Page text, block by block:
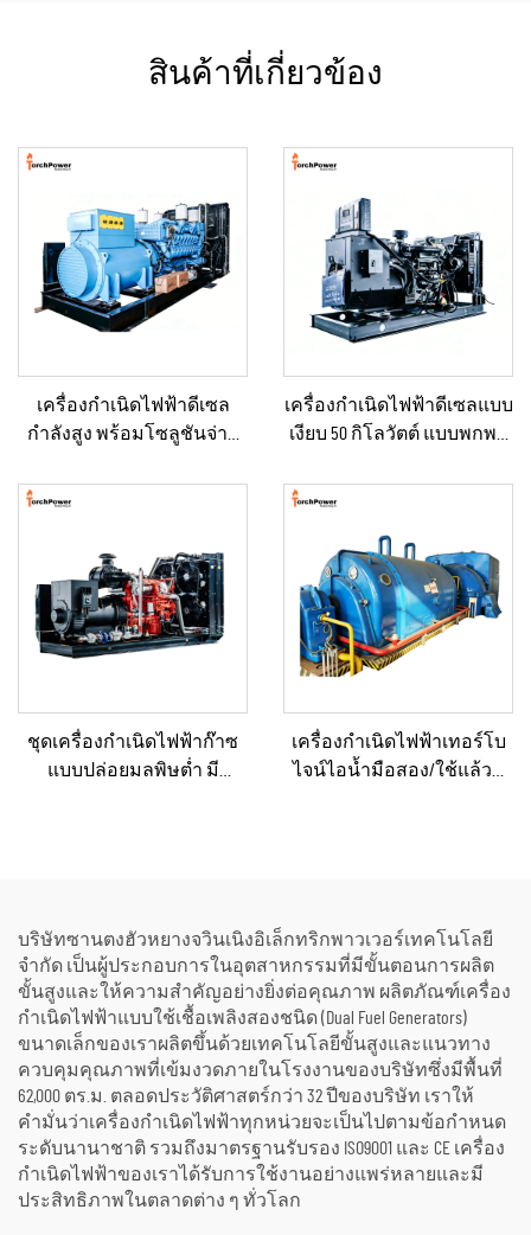
สินค้าที่เกี่ยวข้อง
เครื่องกำเนิดไฟฟ้าดีเซล
กำลังสูง พร้อมโซลูชันจ่าย
แร่/การผลิตในโรงงาน และ
เครื่องกำเนิดไฟฟ้าดีเซลแบบ
เงียบ 50 กิโลวัตต์ แบบพกพา
สำหรับงานก่อสร้างกลาง
ชุดเครื่องกำเนิดไฟฟ้าก๊าซ
แบบปล่อยมลพิษต่ำ มี
เครื่องกำเนิดไฟฟ้าเทอร์โบ
ไจน์ไอน้ำมือสอง/ใช้แล้วที่
บริษัทซานตงฮัวหยางจวินเนิงอิเล็กทริกพาวเวอร์เทคโนโลยี
จำกัด เป็นผู้ประกอบการในอุตสาหกรรมที่มีขั้นตอนการผลิต
ขั้นสูงและให้ความสำคัญอย่างยิ่งต่อคุณภาพ ผลิตภัณฑ์เครื่อง
กำเนิดไฟฟ้าแบบใช้เชื้อเพลิงสองชนิด (Dual Fuel Generators)
ขนาดเล็กของเราผลิตขึ้นด้วยเทคโนโลยีขั้นสูงและแนวทาง
ควบคุมคุณภาพที่เข้มงวดภายในโรงงานของบริษัทซึ่งมีพื้นที่
62,000 ตร.ม. ตลอดประวัติศาสตร์กว่า 32 ปีของบริษัท เราให้
คำมั่นว่าเครื่องกำเนิดไฟฟ้าทุกหน่วยจะเป็นไปตามข้อกำหนด
ระดับนานาชาติ รวมถึงมาตรฐานรับรอง ISO9001 และ CE เครื่อง
กำเนิดไฟฟ้าของเราได้รับการใช้งานอย่างแพร่หลายและมี
ประสิทธิภาพในตลาดต่าง ๆ ทั่วโลก